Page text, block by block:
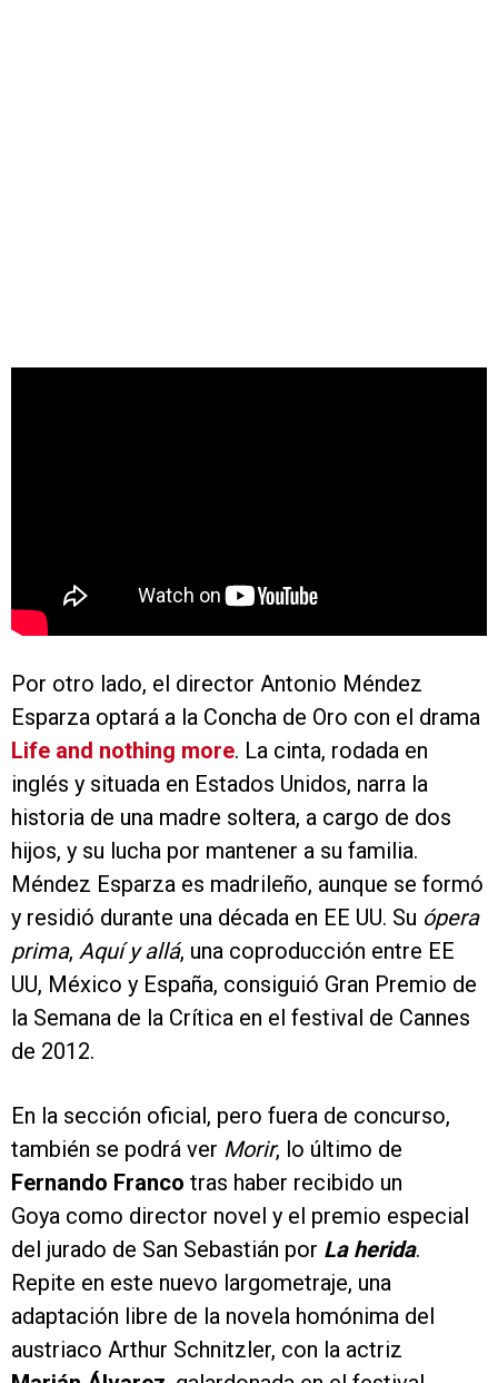
Por otro lado, el director Antonio Méndez
Esparza optará a la Concha de Oro con el drama
Life and nothing more. La cinta, rodada en
inglés y situada en Estados Unidos, narra la
historia de una madre soltera, a cargo de dos
hijos, y su lucha por mantener a su familia.
Méndez Esparza es madrileño, aunque se formó
y residió durante una década en EE UU. Su ópera
prima, Aquí y allá, una coproducción entre EE
UU, México y España, consiguió Gran Premio de
la Semana de la Crítica en el festival de Cannes
de 2012.
En la sección oficial, pero fuera de concurso,
también se podrá ver Morir, lo último de
Fernando Franco tras haber recibido un
Goya como director novel y el premio especial
del jurado de San Sebastián por La herida.
Repite en este nuevo largometraje, una
adaptación libre de la novela homónima del
austriaco Arthur Schnitzler, con la actriz